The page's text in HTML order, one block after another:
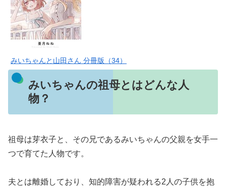
みいちゃんと山田さん 分冊版（34）
みいちゃんの祖母とはどんな人
物？
祖母は芽衣子と、その兄であるみいちゃんの父親を女手一
つで育てた人物です。
夫とは離婚しており、知的障害が疑われる2人の子供を抱